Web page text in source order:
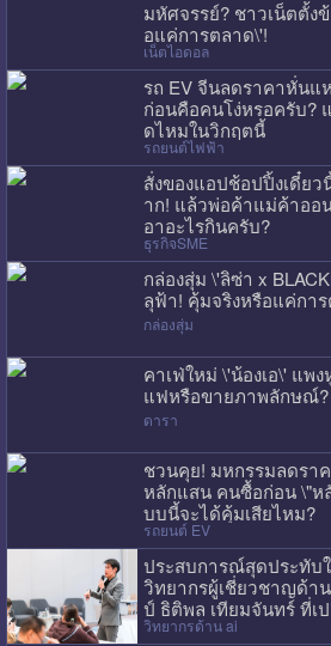
มหัศจรรย์? ชาวเน็ตตั้ง
อแค่การตลาด\'!
เน็ตไอดอล
รถ EV จีนลดราคาหั่นแ
ก่อนคือคนโง่หรอครับ?
ดไหมในวิกฤตนี้
รถยนต์ไฟฟ้า
สั่งของแอปช้อปปิ้งเดี๋ยว
าก! แล้วพ่อค้าแม่ค้าออ
อาอะไรกินครับ?
ธุรกิจSME
กล่องสุ่ม \'ลิซ่า x
ลุฟ้า! คุ้มจริงหรือแค่กา
กล่องสุ่ม
คาเฟ่ใหม่ \'น้องเอ\' แพ
แฟหรือขายภาพลักษณ์?
ดารา
ชวนคุย! มหกรรมลดรา
หลักแสน คนซื้อก่อน \"ห
บบนี้จะได้คุ้มเสียไหม?
รถยนต์ EV
ประสบการณ์สุดประทับ
วิทยากรผู้เชี่ยวชาญด้า
ป์ ธิติพล เทียมจันทร์ ที่เ
ไปเลย
วิทยากรด้าน ai